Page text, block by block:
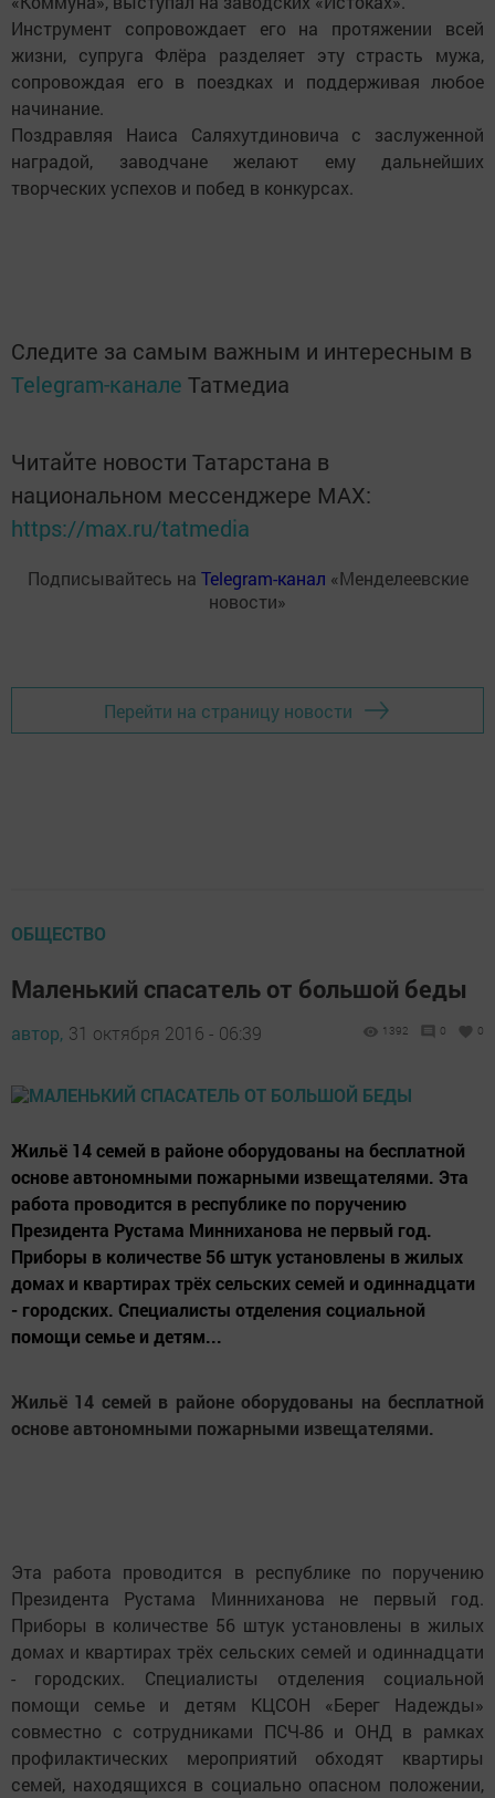
Инструмент сопровождает его на протяжении всей
жизни, супруга Флёра разделяет эту страсть мужа,
сопровождая его в поездках и поддерживая любое
начинание.
Поздравляя Наиса Саляхутдиновича с заслуженной
наградой, заводчане желают ему дальнейших
творческих успехов и побед в конкурсах.
Следите за самым важным и интересным в
Telegram-канале Татмедиа
Читайте новости Татарстана в
национальном мессенджере MАХ:
https://max.ru/tatmedia
Подписывайтесь на Telegram-канал «Менделеевские
новости»
Перейти на страницу новости
ОБЩЕСТВО
Маленький спасатель от большой беды
автор, 31 октября 2016 - 06:39 1392 0 0
Жильё 14 семей в районе оборудованы на бесплатной
основе автономными пожарными извещателями. Эта
работа проводится в республике по поручению
Президента Рустама Минниханова не первый год.
Приборы в количестве 56 штук установлены в жилых
домах и квартирах трёх сельских семей и одиннадцати
- городских. Специалисты отделения социальной
помощи семье и детям...
Жильё 14 семей в районе оборудованы на бесплатной
основе автономными пожарными извещателями.
Эта работа проводится в республике по поручению
Президента Рустама Минниханова не первый год.
Приборы в количестве 56 штук установлены в жилых
домах и квартирах трёх сельских семей и одиннадцати
- городских. Специалисты отделения социальной
помощи семье и детям КЦСОН «Берег Надежды»
совместно с сотрудниками ПСЧ-86 и ОНД в рамках
профилактических мероприятий обходят квартиры
семей, находящихся в социально опасном положении,